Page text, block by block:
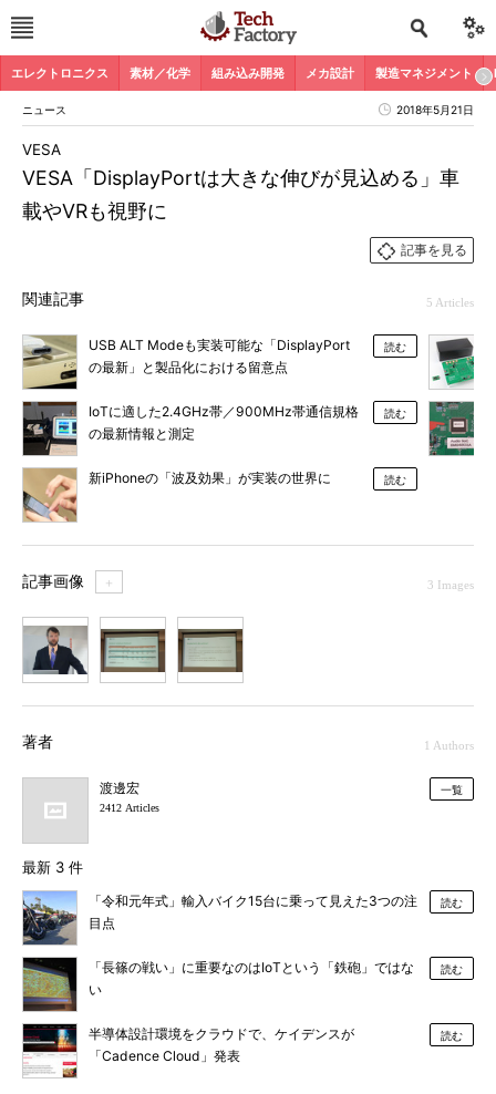
エレクトロニクス 素材／化学 組み込み開発 メカ設計 製造マネジメント
ニュース 2018年5月21日
VESA「DisplayPortは大きな伸びが見込める」車
載やVRも視野に
VESA
記事を見る
関連記事 5 Articles
USB ALT Modeも実装可能な「DisplayPort
の最新」と製品化における留意点
読む
IoTに適した2.4GHz帯／900MHz帯通信規格
の最新情報と測定
読む
新iPhoneの「波及効果」が実装の世界に 読む
記事画像 ＋ 3 Images
著者 1 Authors
渡邊宏
2412 Articles
一覧
最新 3 件
「令和元年式」輸入バイク15台に乗って見えた3つの注
目点
読む
「長篠の戦い」に重要なのはIoTという「鉄砲」ではな
い
読む
半導体設計環境をクラウドで、ケイデンスが
「Cadence Cloud」発表
読む